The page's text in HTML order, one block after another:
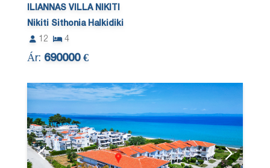
ILIANNAS VILLA NIKITI
Nikiti Sithonia Halkidiki
12
4
Ár: 690000 €